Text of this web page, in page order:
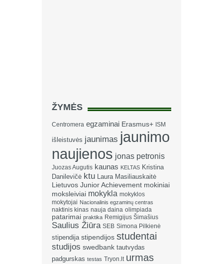
ŽYMĖS
Centromera egzaminai Erasmus+ ISM
išleistuvės jaunimas jaunimo
naujienos jonas petronis
Juozas Augutis kaunas KELTAS Kristina
Danilevičė ktu Laura Masiliauskaitė
Lietuvos Junior Achievement mokiniai
moksleiviai mokykla mokyklos
mokytojai Nacionalinis egzaminų centras
naktinis kinas nauja daina olimpiada
patarimai praktika Remigijus Šimašius
Saulius Žiūra SEB Simona Pilkienė
stipendija stipendijos studentai
studijos swedbank tautvydas
padgurskas testas Tryon.lt urmas